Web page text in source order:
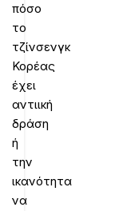
πόσο
το
τζίνσενγκ
Κορέας
έχει
αντιική
δράση
ή
την
ικανότητα
να